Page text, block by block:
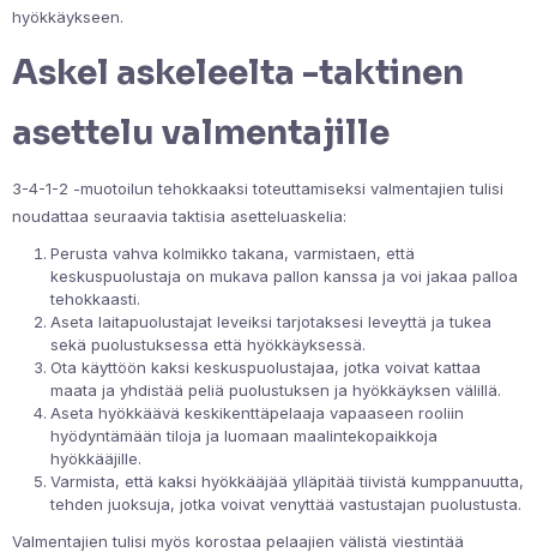
hyökkäykseen.
Askel askeleelta -taktinen
asettelu valmentajille
3-4-1-2 -muotoilun tehokkaaksi toteuttamiseksi valmentajien tulisi
noudattaa seuraavia taktisia asetteluaskelia:
Perusta vahva kolmikko takana, varmistaen, että
keskuspuolustaja on mukava pallon kanssa ja voi jakaa palloa
tehokkaasti.
Aseta laitapuolustajat leveiksi tarjotaksesi leveyttä ja tukea
sekä puolustuksessa että hyökkäyksessä.
Ota käyttöön kaksi keskuspuolustajaa, jotka voivat kattaa
maata ja yhdistää peliä puolustuksen ja hyökkäyksen välillä.
Aseta hyökkäävä keskikenttäpelaaja vapaaseen rooliin
hyödyntämään tiloja ja luomaan maalintekopaikkoja
hyökkääjille.
Varmista, että kaksi hyökkääjää ylläpitää tiivistä kumppanuutta,
tehden juoksuja, jotka voivat venyttää vastustajan puolustusta.
Valmentajien tulisi myös korostaa pelaajien välistä viestintää